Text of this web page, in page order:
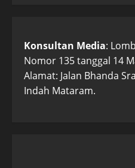
Konsultan Media:
Nomor 135 tanggal 14
Alamat: Jalan Bhanda
Indah Mataram.